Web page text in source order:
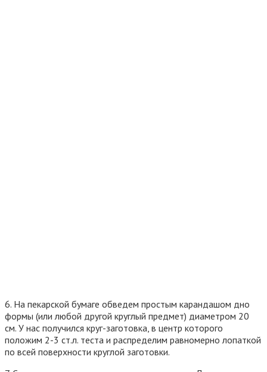
6. На пекарской бумаге обведем простым карандашом дно
формы (или любой другой круглый предмет) диаметром 20
см. У нас получился круг-заготовка, в центр которого
положим 2-3 ст.л. теста и распределим равномерно лопаткой
по всей поверхности круглой заготовки.